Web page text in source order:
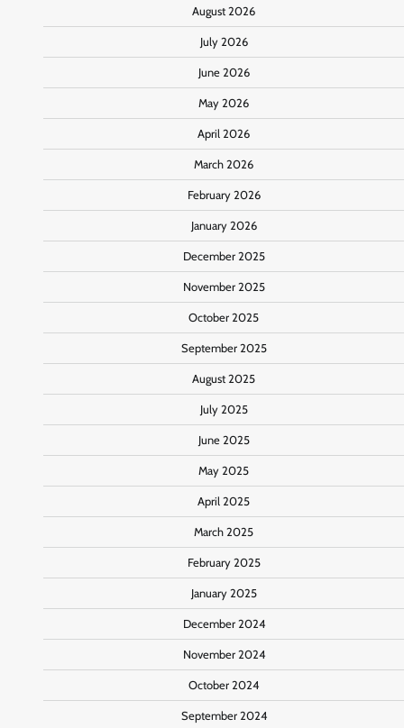
August 2026
July 2026
June 2026
May 2026
April 2026
March 2026
February 2026
January 2026
December 2025
November 2025
October 2025
September 2025
August 2025
July 2025
June 2025
May 2025
April 2025
March 2025
February 2025
January 2025
December 2024
November 2024
October 2024
September 2024